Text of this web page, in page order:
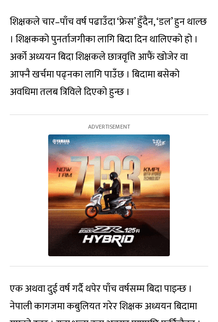
शिक्षकले चार–पाँच वर्ष पढाउँदा ‘फ्रेस’ हुँदैन, ‘डल’ हुन थाल्छ
। शिक्षकको पुनर्ताजगीका लागि बिदा दिन थालिएको हो ।
अर्को अध्ययन बिदा शिक्षकले छात्रवृत्ति आफैं खोजेर वा
आफ्नै खर्चमा पढ्नका लागि पाउँछ । बिदामा बसेको
अवधिमा तलब त्रिविले दिएको हुन्छ ।
एक अथवा दुई वर्ष गर्दै थपेर पाँच वर्षसम्म बिदा पाइन्छ ।
नेपाली कागजमा कबुलियत गरेर शिक्षक अध्ययन बिदामा